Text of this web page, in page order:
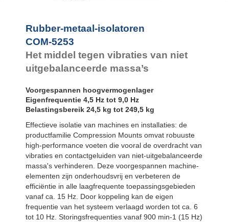
All Attitude
Mounts
Flex Locs
Rubber-metaal-isolatoren
COM-5253
Het middel tegen vibraties van niet
uitgebalanceerde massa’s
Voorgespannen hoogvermogenlager
Eigenfrequentie 4,5 Hz tot 9,0 Hz
Belastingsbereik 24,5 kg tot 249,5 kg
Effectieve isolatie van machines en installaties: de
productfamilie Compression Mounts omvat robuuste
high-performance voeten die vooral de overdracht van
vibraties en contactgeluiden van niet-uitgebalanceerde
massa's verhinderen. Deze voorgespannen machine-
elementen zijn onderhoudsvrij en verbeteren de
efficiëntie in alle laagfrequente toepassingsgebieden
vanaf ca. 15 Hz. Door koppeling kan de eigen
frequentie van het systeem verlaagd worden tot ca. 6
tot 10 Hz. Storingsfrequenties vanaf 900 min-1 (15 Hz)